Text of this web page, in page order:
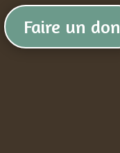
Faire un don